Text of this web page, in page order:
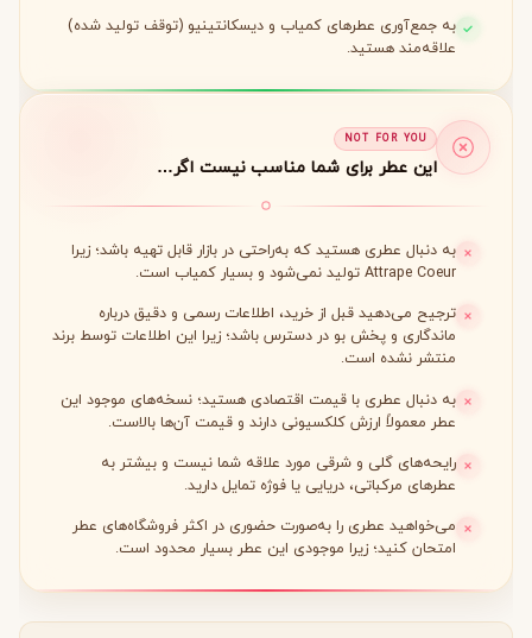
به جمع‌آوری عطرهای کمیاب و دیسکانتینیو (توقف تولید شده)
علاقه‌مند هستید.
NOT FOR YOU
این عطر برای شما مناسب نیست اگر…
به دنبال عطری هستید که به‌راحتی در بازار قابل تهیه باشد؛ زیرا
Attrape Coeur تولید نمی‌شود و بسیار کمیاب است.
ترجیح می‌دهید قبل از خرید، اطلاعات رسمی و دقیق درباره
ماندگاری و پخش بو در دسترس باشد؛ زیرا این اطلاعات توسط برند
منتشر نشده است.
به دنبال عطری با قیمت اقتصادی هستید؛ نسخه‌های موجود این
عطر معمولاً ارزش کلکسیونی دارند و قیمت آن‌ها بالاست.
رایحه‌های گلی و شرقی مورد علاقه شما نیست و بیشتر به
عطرهای مرکباتی، دریایی یا فوژه تمایل دارید.
می‌خواهید عطری را به‌صورت حضوری در اکثر فروشگاه‌های عطر
امتحان کنید؛ زیرا موجودی این عطر بسیار محدود است.